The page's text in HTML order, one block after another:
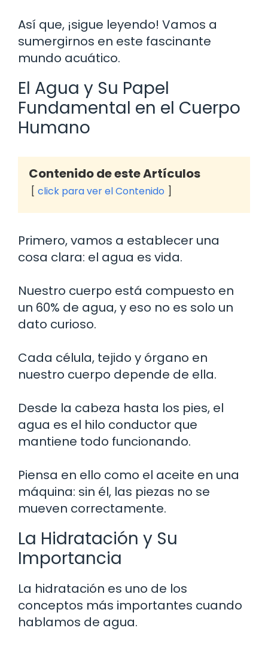
Así que, ¡sigue leyendo! Vamos a
sumergirnos en este fascinante
mundo acuático.
El Agua y Su Papel
Fundamental en el Cuerpo
Humano
Contenido de este Artículos
click para ver el Contenido
Primero, vamos a establecer una
cosa clara: el agua es vida.
Nuestro cuerpo está compuesto en
un 60% de agua, y eso no es solo un
dato curioso.
Cada célula, tejido y órgano en
nuestro cuerpo depende de ella.
Desde la cabeza hasta los pies, el
agua es el hilo conductor que
mantiene todo funcionando.
Piensa en ello como el aceite en una
máquina: sin él, las piezas no se
mueven correctamente.
La Hidratación y Su
Importancia
La hidratación es uno de los
conceptos más importantes cuando
hablamos de agua.